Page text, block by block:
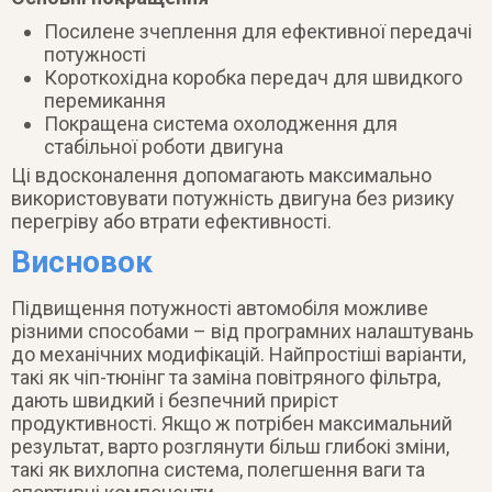
Посилене зчеплення для ефективної передачі
потужності
Короткохідна коробка передач для швидкого
перемикання
Покращена система охолодження для
стабільної роботи двигуна
Ці вдосконалення допомагають максимально
використовувати потужність двигуна без ризику
перегріву або втрати ефективності.
Висновок
Підвищення потужності автомобіля можливе
різними способами – від програмних налаштувань
до механічних модифікацій. Найпростіші варіанти,
такі як чіп-тюнінг та заміна повітряного фільтра,
дають швидкий і безпечний приріст
продуктивності. Якщо ж потрібен максимальний
результат, варто розглянути більш глибокі зміни,
такі як вихлопна система, полегшення ваги та